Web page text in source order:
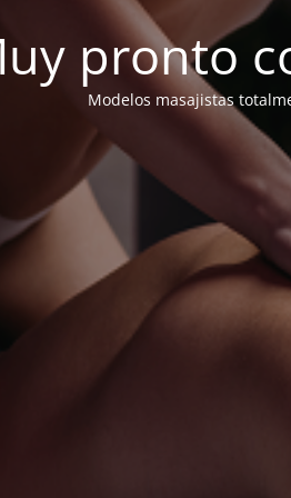
pronto
Modelos masajistas